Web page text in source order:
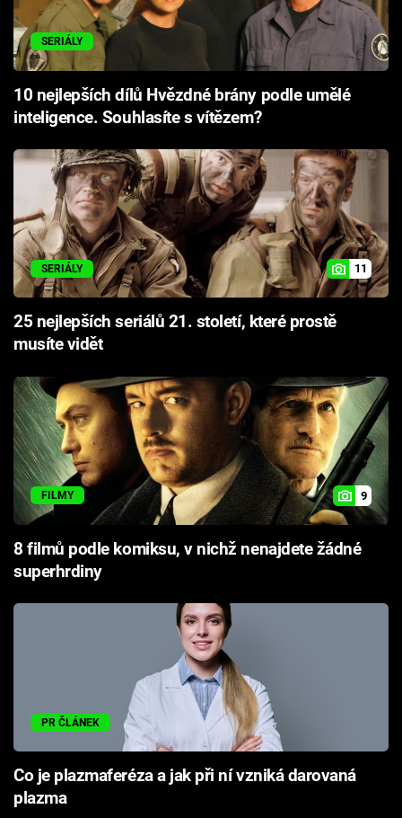
SERIÁLY
10 nejlepších dílů Hvězdné brány podle umělé
inteligence. Souhlasíte s vítězem?
SERIÁLY 11
25 nejlepších seriálů 21. století, které prostě
musíte vidět
FILMY 9
8 filmů podle komiksu, v nichž nenajdete žádné
superhrdiny
PR ČLÁNEK
Co je plazmaferéza a jak při ní vzniká darovaná
plazma